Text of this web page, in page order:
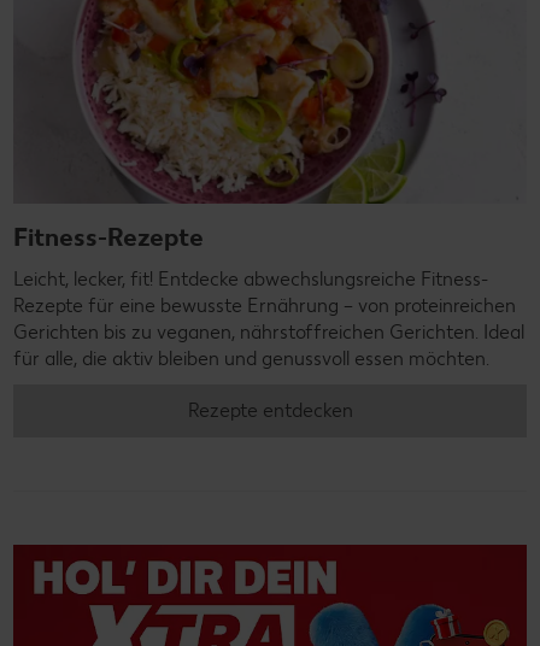
Fitness-Rezepte
Leicht, lecker, fit! Entdecke abwechslungsreiche Fitness-
Rezepte für eine bewusste Ernährung – von proteinreichen
Gerichten bis zu veganen, nährstoffreichen Gerichten. Ideal
für alle, die aktiv bleiben und genussvoll essen möchten.
Rezepte entdecken